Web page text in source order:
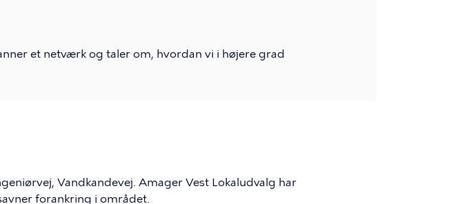
et netværk og taler om, hvordan vi i højere grad
Vandkandevej. Amager Vest Lokaludvalg har
forankring i området.